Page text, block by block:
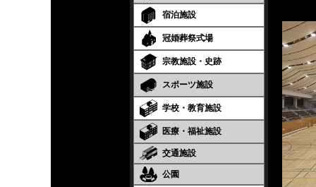
宿泊施設
冠婚葬祭式場
宗教施設・史跡
スポーツ施設
学校・教育施設
医療・福祉施設
交通施設
公園